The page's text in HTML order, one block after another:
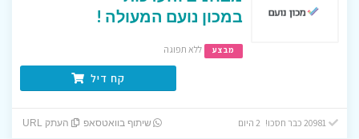
במכון נועם המעולה !
מבצע ללא תפוגה
קח דיל
שיתוף בוואטסאפ העתק URL